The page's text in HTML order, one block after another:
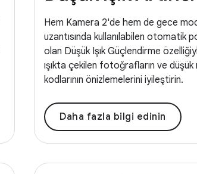
Hem Kamera 2'de hem de gece
uzantısında kullanılabilen otomatik
olan Düşük Işık Güçlendirme
ışıkta çekilen fotoğrafların ve düşük
kodlarının önizlemelerini iyileştirin.
Daha fazla bilgi edinin